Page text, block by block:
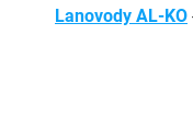
Lanovody AL-KO